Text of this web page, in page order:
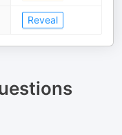
Reveal